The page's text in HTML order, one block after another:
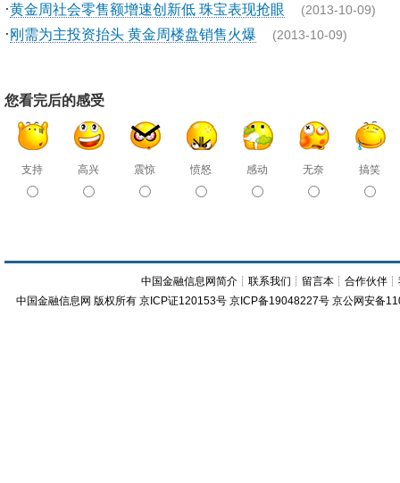
·黄金周社会零售额增速创新低 珠宝表现抢眼 (2013-10-09)
·刚需为主投资抬头 黄金周楼盘销售火爆 (2013-10-09)
您看完后的感受
支持 高兴 震惊 愤怒 感动 无奈 搞笑
中国金融信息网简介 ┊联系我们 ┊ 留言本 ┊合作伙伴 ┊
中国金融信息网 版权所有 京ICP证120153号 京ICP备19048227号 京公网安备